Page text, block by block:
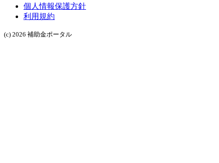
個人情報保護方針
利用規約
(c) 2026 補助金ポータル